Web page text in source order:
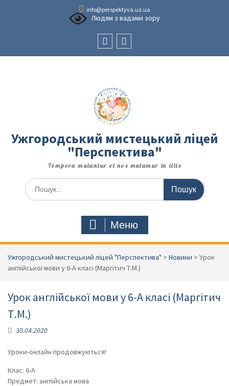
info@perspektyva.uz.ua
Людям з вадами зору
Ужгородський мистецький ліцей
"Перспектива"
Tempora mutantur et nos mutamur in illis
Шукати:
Меню
Ужгородський мистецький ліцей "Перспектива" > Новини > Урок
англійської мови у 6-А класі (Маргітич Т.М.)
Урок англійської мови у 6-А класі (Маргітич
Т.М.)
30.04.2020
Уроки-онлайн продовжуються!
Клас: 6-А
Предмет: англійська мова